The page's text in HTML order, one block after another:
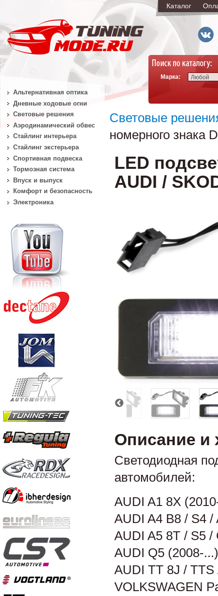
Каталог
Марка: Любой
Световые
номерного знака
LED
AUDI /
Описание и
Светодиодная
автомобилей:
AUDI A1 8X
AUDI A4 B8 / S4
AUDI A5 8T / S5 /
AUDI Q5 (2008-
AUDI TT 8J /
VOLKSWAGEN
Альтернативная оптика
Дневные ходовые огни
Световые решения
Аэродинамический обвес
Стайлинг интерьера
Стайлинг экстерьера
Спортивная подвеска
Тормозная система
Впуск и выпуск
Комфорт и безопасность
Электроника